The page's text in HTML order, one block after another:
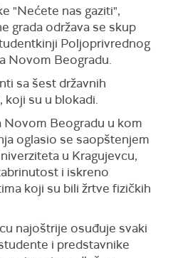
"Nećete nas gaziti",
grada održava se skup
Poljoprivrednog
Novom Beogradu.
sa šest državnih
koji su u blokadi.
Beogradu u kom
oglasio se saopštenjem
u Kragujevcu,
i iskreno
koji su bili žrtve fizičkih
najoštrije osuđuje svaki
i predstavnike